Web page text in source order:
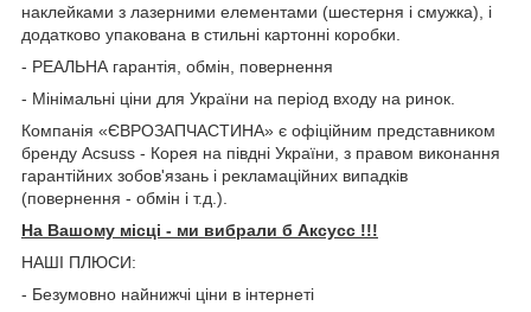
наклейками з лазерними елементами (шестерня і смужка), і
додатково упакована в стильні картонні коробки.
- РЕАЛЬНА гарантія, обмін, повернення
- Мінімальні ціни для України на період входу на ринок.
Компанія «ЄВРОЗАПЧАСТИНА» є офіційним представником
бренду Acsuss - Корея на півдні України, з правом виконання
гарантійних зобов'язань і рекламаційних випадків
(повернення - обмін і т.д.).
На Вашому місці - ми вибрали б Aксусс !!!
НАШІ ПЛЮСИ:
- Безумовно найнижчі ціни в інтернеті